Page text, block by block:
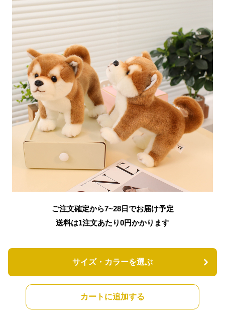
ご注文確定から7~28日でお届け予定
送料は1注文あたり0円かかります
サイズ・カラーを選ぶ
カートに追加する